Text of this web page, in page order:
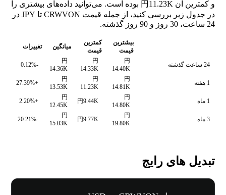
و کمترین آن 円11.23K بوده است. می‌توانید داده‌های بیشتری را
در جدول زیر بررسی کنید، از جمله قیمت CRWVON تا JPY در
24 ساعت، 30 روز و 90 روز گذشته.
بیشترین
قیمت
کمترین
قیمت
میانگین تغییرات
24 ساعت گذشته
円
14.40K
円
14.33K
円
14.36K
-0.12%
1 هفته
円
14.81K
円
11.23K
円
13.53K
+27.39%
1 ماه
円
14.80K
円9.44K
円
12.45K
+2.20%
3 ماه
円
19.80K
円9.77K
円
15.03K
-20.21%
تبدیل های رایج